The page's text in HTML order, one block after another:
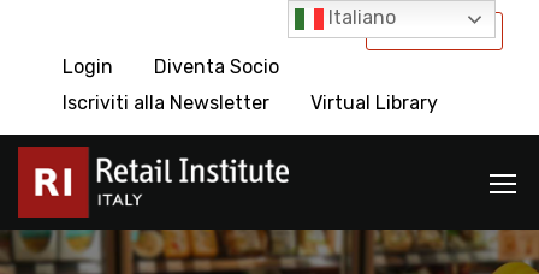
International
Login
Diventa Socio
Iscriviti alla Newsletter
Virtual Library
Italiano